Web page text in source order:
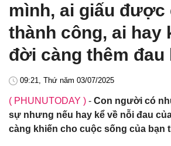
mình, ai giấu được
thành công, ai hay
đời càng thêm đau
09:21, Thứ năm 03/07/2025
( PHUNUTODAY ) - Con người có
sự nhưng nếu hay kể về nỗi đau
càng khiến cho cuộc sống của bạn